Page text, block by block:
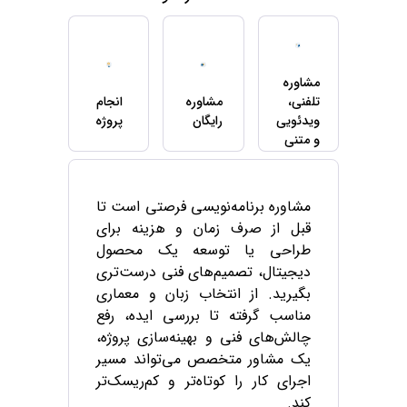
مشاوره
تلفنی،
ویدئویی
و متنی
مشاوره
رایگان
انجام
پروژه
مشاوره برنامه‌نویسی فرصتی است تا
قبل از صرف زمان و هزینه برای
طراحی یا توسعه یک محصول
دیجیتال، تصمیم‌های فنی درست‌تری
بگیرید. از انتخاب زبان و معماری
مناسب گرفته تا بررسی ایده، رفع
چالش‌های فنی و بهینه‌سازی پروژه،
یک مشاور متخصص می‌تواند مسیر
اجرای کار را کوتاه‌تر و کم‌ریسک‌تر